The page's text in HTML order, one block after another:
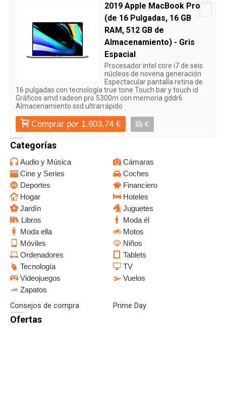
2019 Apple MacBook Pro
(de 16 Pulgadas, 16 GB
RAM, 512 GB de
Almacenamiento) - Gris
Espacial
Procesador intel core i7 de seis
núcleos de novena generación
Espectacular pantalla retina de
16 pulgadas con tecnología true tone Touch bar y touch id
Gráficos amd radeon pro 5300m con memoria gddr6
Almacenamiento ssd ultrarrápido
Comprar por 1.603,74 € €
Categorías
Audio y Música
Cámaras
Cine y Series
Coches
Deportes
Financiero
Hogar
Hoteles
Jardín
Juguetes
Libros
Moda él
Moda ella
Motos
Móviles
Niños
Ordenadores
Tablets
Tecnología
TV
Videojuegos
Vuelos
Zapatos
Consejos de compra Prime Day
Ofertas